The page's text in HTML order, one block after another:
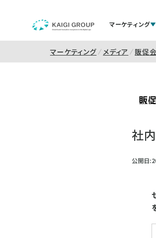
マーケティング
マーケティング メディア 販促
社
公開日